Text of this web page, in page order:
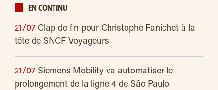
EN CONTINU
21/07 Clap de fin pour Christophe Fanichet à la
tête de SNCF Voyageurs
21/07 Siemens Mobility va automatiser le
prolongement de la ligne 4 de São Paulo